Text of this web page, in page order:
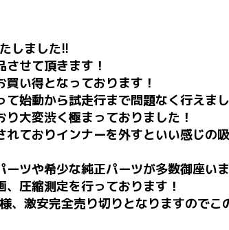
しました!!
せて頂きます！
い得となっております！
始動から試走行まで問題なく行えま
大変渋く極まっておりました！
ておりインナーを外すといい感じの
ツや希少な純正パーツが多数御座い
圧縮測定を行っております！
激安完全売り切りとなりますのでこ